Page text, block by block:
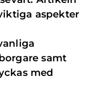
aspekter
samt
med